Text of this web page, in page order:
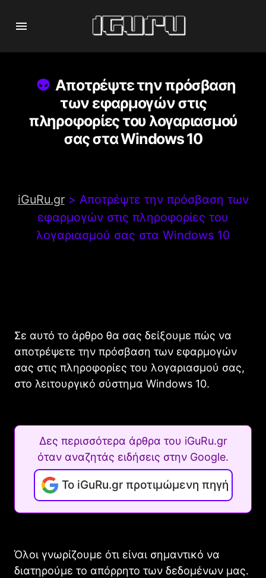
Αποτρέψτε την πρόσβαση
των εφαρμογών στις
πληροφορίες του λογαριασμού
σας στα Windows 10
iGuRu.gr> Αποτρέψτε την πρόσβαση των
εφαρμογών στις πληροφορίες του
λογαριασμού σας στα Windows 10
Σε αυτό το άρθρο θα σας δείξουμε πώς να
αποτρέψετε την πρόσβαση των εφαρμογών
σας στις πληροφορίες του λογαριασμού σας,
στο λειτουργικό σύστημα Windows 10.
Δες περισσότερα άρθρα του iGuRu.gr
όταν αναζητάς ειδήσεις στην Google.
Το iGuRu.gr προτιμώμενη πηγή
Όλοι γνωρίζουμε ότι είναι σημαντικό να
διατηρούμε το απόρρητο των δεδομένων μας.